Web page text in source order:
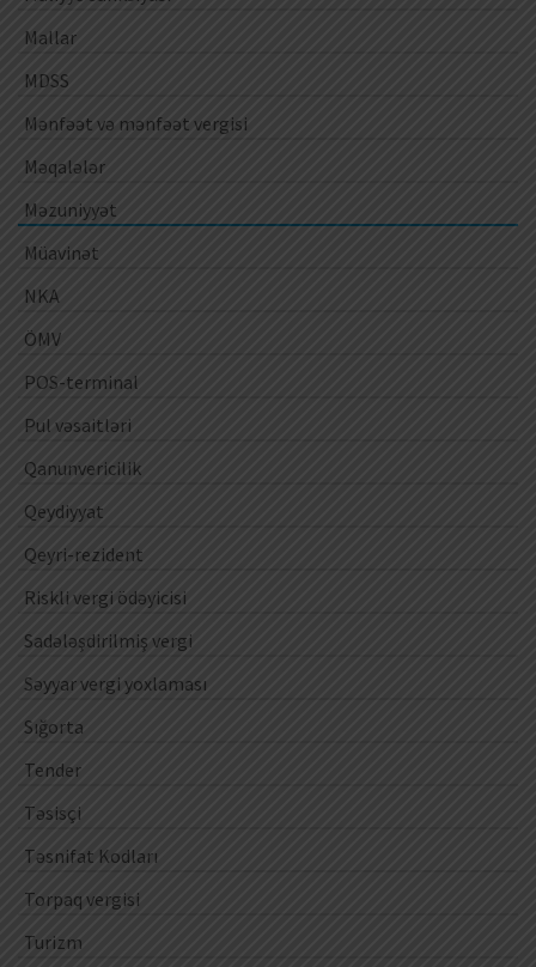
Mallar
MDSS
Mənfəət və mənfəət vergisi
Məqalələr
Məzuniyyət
Müavinət
NKA
ÖMV
POS-terminal
Pul vəsaitləri
Qanunvericilik
Qeydiyyat
Qeyri-rezident
Riskli vergi ödəyicisi
Sadələşdirilmiş vergi
Səyyar vergi yoxlaması
Sığorta
Tender
Təsisçi
Təsnifat Kodları
Torpaq vergisi
Turizm